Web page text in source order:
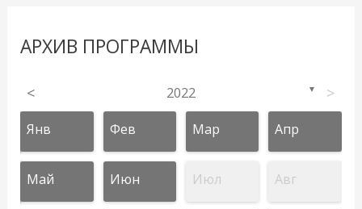
АРХИВ ПРОГРАММЫ
< 2022 ▼ >
Янв Фев Мар Апр
Май Июн Июл Авг